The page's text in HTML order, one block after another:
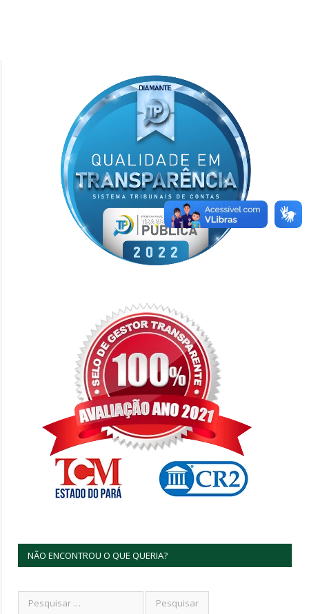
NÃO ENCONTROU O QUE QUERIA?